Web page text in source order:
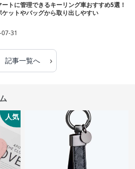
トに管理できるキーリング車おすすめ5選！
ケットやバッグから取り出しやすい
31
記事一覧へ ›
人気